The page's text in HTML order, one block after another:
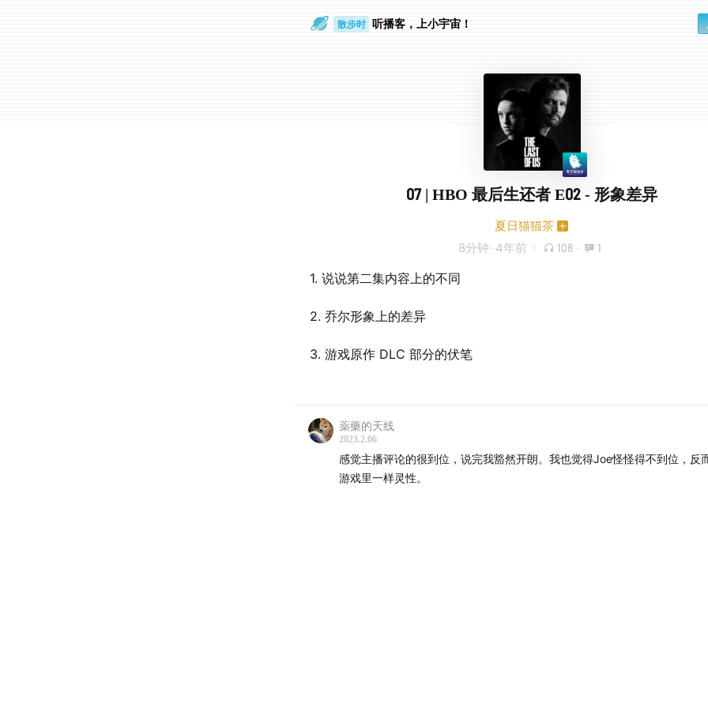
散步时 听播客，上小宇宙！
07 | HBO 最后生还者 E02 - 形象差异
夏日猫猫茶
8分钟 · 4年前 108 · 1
1. 说说第二集内容上的不同
2. 乔尔形象上的差异
3. 游戏原作 DLC 部分的伏笔
薬藥的天线
2023.2.06
感觉主播评论的很到位，说完我豁然开朗。我也觉得Joe怪怪得不到位，反
游戏里一样灵性。